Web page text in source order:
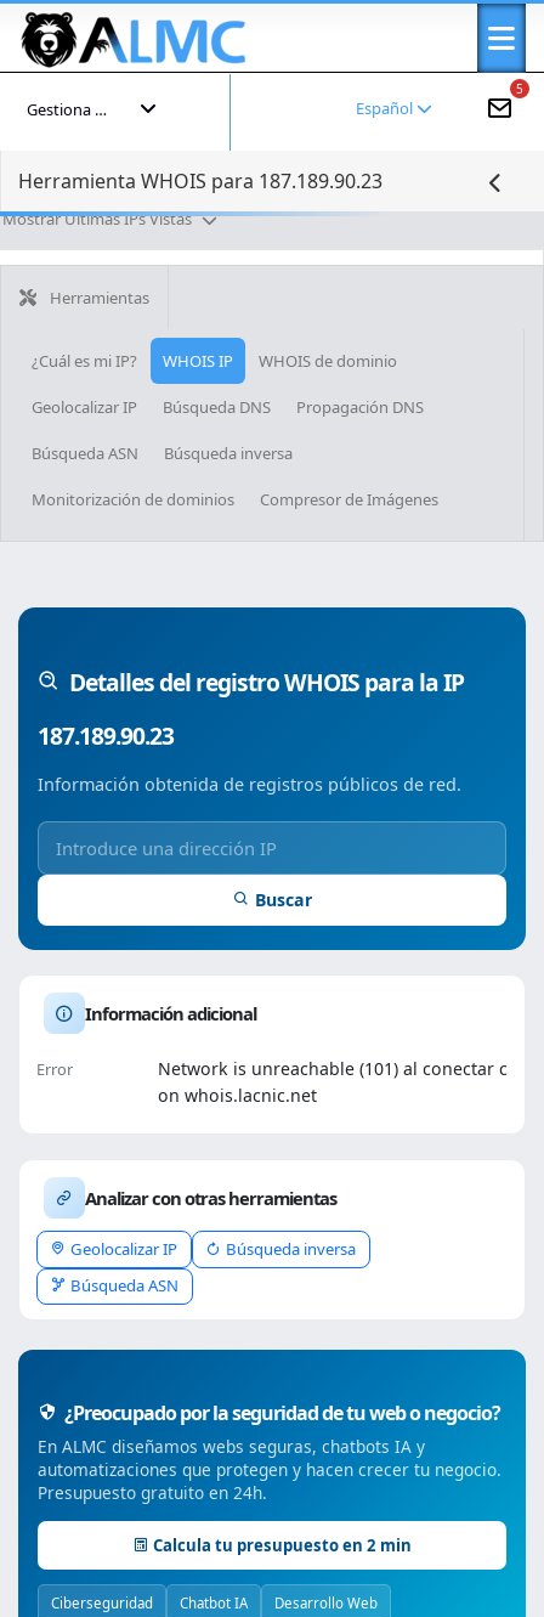
5
Español
Gestiona tu cuenta
Herramienta WHOIS para 187.189.90.23
Mostrar Últimas IPs Vistas
Herramientas
¿Cuál es mi IP? WHOIS IP WHOIS de dominio
Geolocalizar IP Búsqueda DNS Propagación DNS
Búsqueda ASN Búsqueda inversa
Monitorización de dominios Compresor de Imágenes
Detalles del registro WHOIS para la IP
187.189.90.23
Información obtenida de registros públicos de red.
Buscar
Información adicional
Error
Network is unreachable (101) al conectar c
on whois.lacnic.net
Analizar con otras herramientas
Geolocalizar IP
Búsqueda inversa
Búsqueda ASN
¿Preocupado por la seguridad de tu web o negocio?
En ALMC diseñamos webs seguras, chatbots IA y
automatizaciones que protegen y hacen crecer tu negocio.
Presupuesto gratuito en 24h.
Calcula tu presupuesto en 2 min
Ciberseguridad Chatbot IA Desarrollo Web